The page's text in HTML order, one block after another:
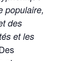
populaire,
des
et les